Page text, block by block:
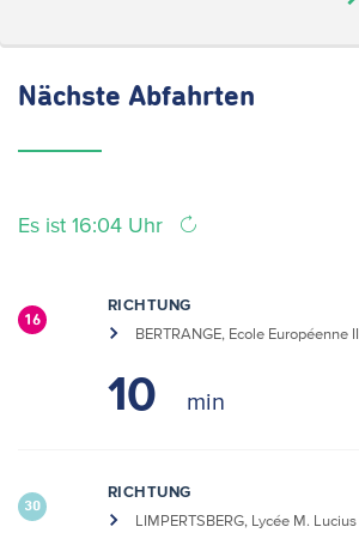
Nächste Abfahrten
Es ist 16:04 Uhr
16
RICHTUNG
BERTRANGE, Ecole Européenne II
10
30
RICHTUNG
LIMPERTSBERG, Lycée M. Lucius